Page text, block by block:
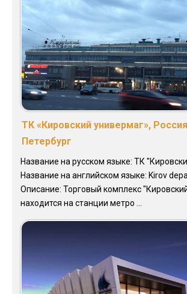
ТК «Кировский универмаг»,
Петербург
Название на русском языке: ТК
Название на английском языке: Kirov
Описание: Торговый комплекс
находится на станции метро ...